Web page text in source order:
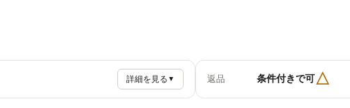
詳細を見る ▼ 返品 条件付きで可△